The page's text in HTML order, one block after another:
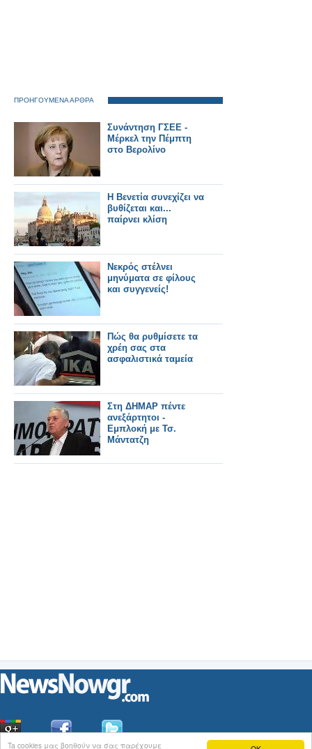
Ta cookies μας βοηθούν να σας παρέχουμε
ΠΡΟΗΓΟΥΜΕΝΑ ΑΡΘΡΑ
Συνάντηση ΓΣΕΕ -
Μέρκελ την Πέμπτη
στο Βερολίνο
Η Βενετία συνεχίζει να
βυθίζεται και...
παίρνει κλίση
Νεκρός στέλνει
μηνύματα σε φίλους
και συγγενείς!
Πώς θα ρυθμίσετε τα
χρέη σας στα
ασφαλιστικά ταμεία
Στη ΔΗΜΑΡ πέντε
ανεξάρτητοι -
Εμπλοκή με Τσ.
Μάντατζη